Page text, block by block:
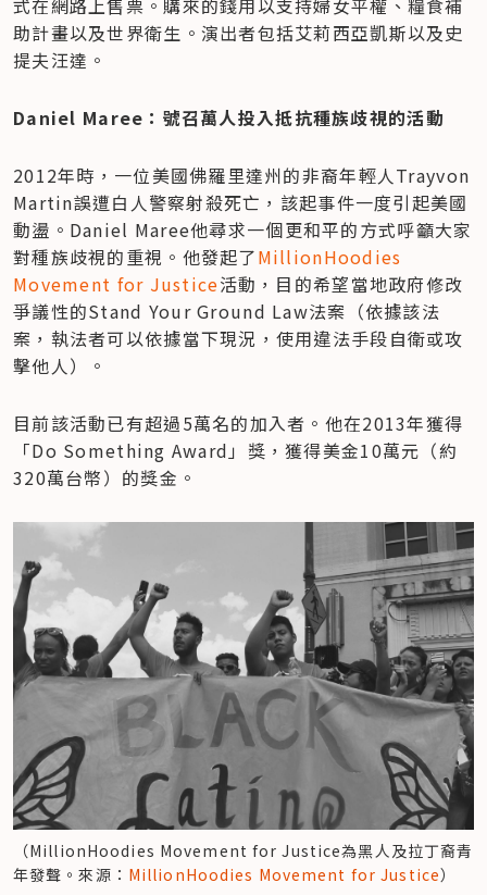
式在網路上售票。購來的錢用以支持婦女平權、糧食補
助計畫以及世界衛生。演出者包括艾莉西亞凱斯以及史
提夫汪達。
Daniel Maree：號召萬人投入抵抗種族歧視的活動
2012年時，一位美國佛羅里達州的非裔年輕人Trayvon
Martin誤遭白人警察射殺死亡，該起事件一度引起美國
動盪。Daniel Maree他尋求一個更和平的方式呼籲大家
對種族歧視的重視。他發起了MillionHoodies
Movement for Justice活動，目的希望當地政府修改
爭議性的Stand Your Ground Law法案（依據該法
案，執法者可以依據當下現況，使用違法手段自衛或攻
擊他人）。
目前該活動已有超過5萬名的加入者。他在2013年獲得
「Do Something Award」獎，獲得美金10萬元（約
320萬台幣）的獎金。
（MillionHoodies Movement for Justice為黑人及拉丁裔青
年發聲。來源： MillionHoodies Movement for Justice）